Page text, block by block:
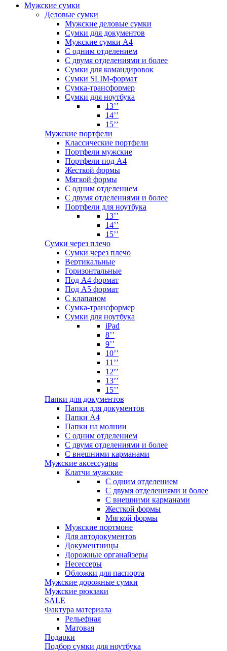
Мужские сумки
Деловые сумки
Мужские деловые сумки
Сумки для документов
Мужские сумки А4
С одним отделением
С двумя отделениями и более
Сумки для командировок
Сумки SLIM-формат
Сумка-трансформер
Сумки для ноутбука
13’’
14’’
15’’
Мужские портфели
Классические портфели
Портфели мужские
Портфели под А4
Жесткой формы
Мягкой формы
С одним отделением
С двумя отделениями и более
Портфели для ноутбука
13’’
14’’
15’’
Сумки через плечо
Сумки через плечо
Вертикальные
Горизонтальные
Под А4 формат
Под А5 формат
С клапаном
Сумка-трансформер
Сумки для ноутбука
iPad
8’’
9’’
10’’
11’’
12’’
13’’
15’’
Папки для документов
Папки для документов
Папки А4
Папки на молнии
С одним отделением
С двумя отделениями и более
С внешними карманами
Мужские аксессуары
Клатчи мужские
С одним отделением
С двумя отделениями и более
С внешними карманами
Жесткой формы
Мягкой формы
Мужские портмоне
Для автодокументов
Документницы
Дорожные органайзеры
Несессеры
Обложки для паспорта
Мужские дорожные сумки
Мужские рюкзаки
SALE
Фактура материала
Рельефная
Матовая
Подарки
Подбор сумки для ноутбука